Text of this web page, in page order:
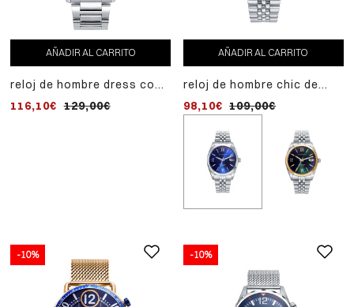
AÑADIR AL CARRITO
reloj de hombre dress con
116,10€ 129,00€
AÑADIR AL CARRITO
reloj de hombre chic de
98,10€ 109,00€
-10% -10%